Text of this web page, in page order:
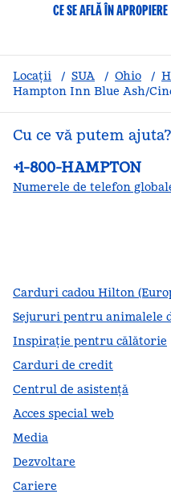
CE SE AFLĂ ÎN APROPIERE
Locații / SUA / Ohio /
Hampton Inn Blue Ash/
Cu ce vă putem ajuta?
Telefon:
+1-800-HAMPTON
Numerele de telefon
Carduri cadou Hilton
Sejururi pentru animalele
Inspirație pentru călătorie
Carduri de credit
Centrul de asistență
Acces special web
Media
Dezvoltare
Cariere